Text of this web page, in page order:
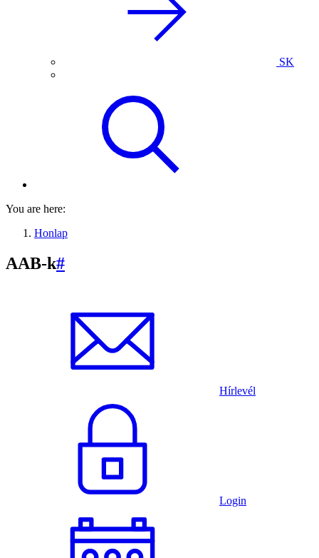
SK
You are here:
Honlap
AAB-k#
Hírlevél
Login